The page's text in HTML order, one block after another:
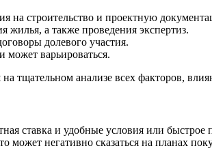
на строительство и проектную
жилья, а также проведения экспертиз.
долевого участия.
может варьироваться.
тщательном анализе всех факторов,
ставка и удобные условия или
может негативно сказаться на планах